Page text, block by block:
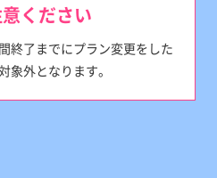
ください
終了までにプラン変更をした
象外となります。